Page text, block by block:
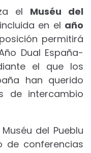
el Muséu del
en el año
permitirá
Dual España-
el que los
han querido
de intercambio
del Pueblu
de conferencias